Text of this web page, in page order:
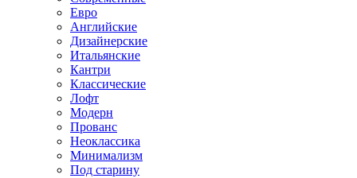
Евро
Английские
Дизайнерские
Итальянские
Кантри
Классические
Лофт
Модерн
Прованс
Неоклассика
Минимализм
Под старину